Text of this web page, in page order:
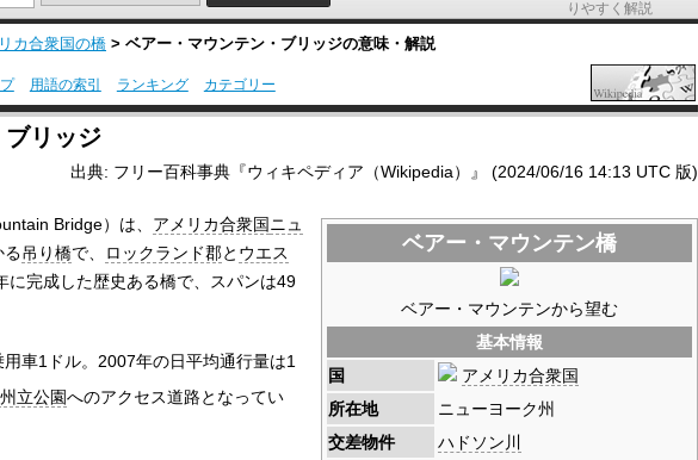
りやすく解説
カ合衆国の橋 > ベアー・マウンテン・ブリッジの意味・解説
/
L
d
e
4
9
.
4
5
用語の索引 ランキング カテゴリー
リッジ
出典: フリー百科事典『ウィキペディア（Wikipedia）』 (2024/06/16 14:13 UTC 版)
ベアー・マウンテン橋
ベアー・マウンテンから望む
基本情報
国
アメリカ合衆国
所在地
ニューヨーク州
交差物件
ハドソン川
Bridge）は、 アメリカ合衆国ニュ
る吊り橋で、 ロックランド郡と ウエス
に完成した歴史ある橋で、スパンは49
車1ドル。2007年の日平均通行量は1
立公園へのアクセス道路となってい